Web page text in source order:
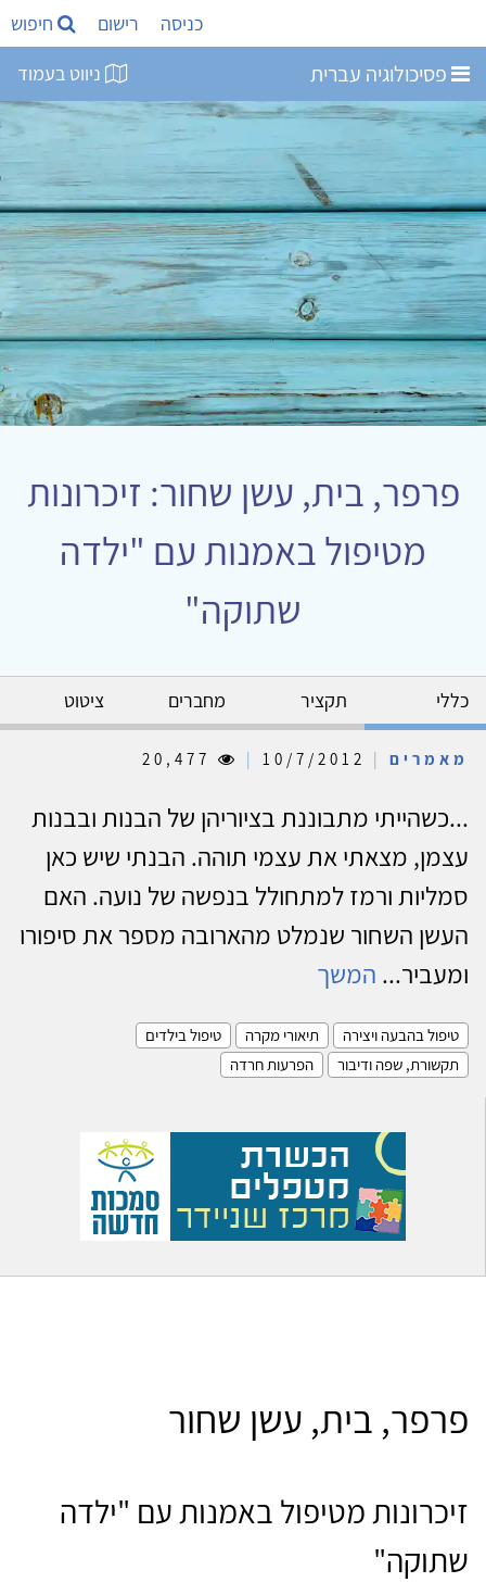
כניסה רישום חיפוש
פסיכולוגיה עברית ניווט בעמוד
פרפר, בית, עשן שחור: זיכרונות
מטיפול באמנות עם "ילדה
שתוקה"
כללי תקציר מחברים ציטוט
מאמרים |
|
...כשהייתי מתבוננת בציוריהן של הבנות ובבנות
עצמן, מצאתי את עצמי תוהה. הבנתי שיש כאן
סמליות ורמז למתחולל בנפשה של נועה. האם
העשן השחור שנמלט מהארובה מספר את סיפורו
ומעביר... המשך
טיפול בהבעה ויצירה תיאורי מקרה
טיפול בילדים
תקשורת, שפה ודיבור
הפרעות חרדה
פרפר, בית, עשן שחור
זיכרונות מטיפול באמנות עם "ילדה
שתוקה"